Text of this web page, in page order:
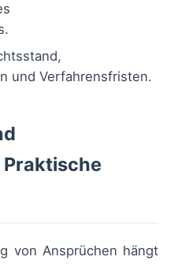
und Verfahrensfristen.
von Ansprüchen hängt